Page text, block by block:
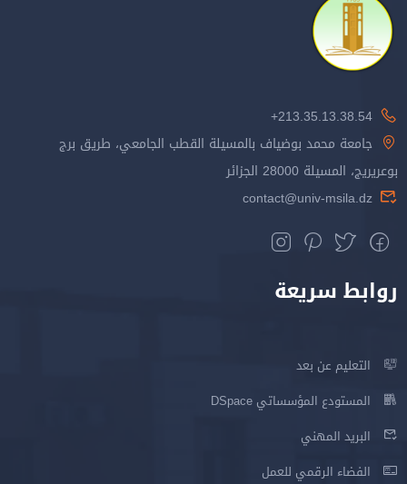
213.35.13.38.54+
جامعة محمد بوضياف بالمسيلة القطب الجامعي، طريق برج
بوعريريج، المسيلة 28000 الجزائر
contact@univ-msila.dz
روابط سريعة
التعليم عن بعد
المستودع المؤسساتي DSpace
البريد المهني
الفضاء الرقمي للعمل